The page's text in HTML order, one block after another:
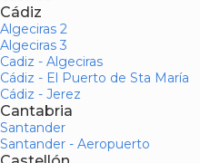
Cádiz
Algeciras 2
Algeciras 3
Cadiz - Algeciras
Cádiz - El Puerto de Sta María
Cádiz - Jerez
Cantabria
Santander
Santander - Aeropuerto